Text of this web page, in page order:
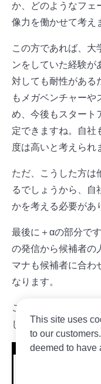
か、どのようなフェ
像力を働かせて考え
この方であれば、大
ンをしていた経験が
対しても耐性がある
もメガベンチャーや
め、今後もスタート
定できますね。自社
度は高いと考えられ
ただ、こうした方は
るでしょうから、自
かを考える必要があ
最後に＋αの部分で
の発信から候補者の
マナも候補者に合わ
なります。
ここまでのポイント
します。This site uses
to our
deemed to have